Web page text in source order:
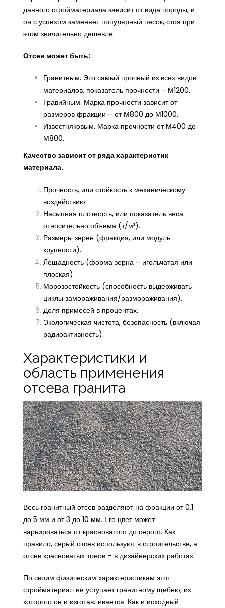
данного стройматериала зависит от вида породы, и
он с успехом заменяет популярный песок, стоя при
этом значительно дешевле.
Отсев может быть:
Гранитным. Это самый прочный из всех видов
материалов, показатель прочности – М1200.
Гравийным. Марка прочности зависит от
размеров фракции – от М800 до М1000.
Известняковым. Марка прочности от М400 до
М800.
Качество зависит от ряда характеристик
материала.
Прочность, или стойкость к механическому
воздействию.
Насыпная плотность, или показатель веса
относительно объема (т/м³).
Размеры зерен (фракция, или модуль
крупности).
Лещадность (форма зерна – игольчатая или
плоская).
Морозостойкость (способность выдерживать
циклы замораживания/размораживания).
Доля примесей в процентах.
Экологическая чистота, безопасность (включая
радиоактивность).
Характеристики и
область применения
отсева гранита
Весь гранитный отсев разделяют на фракции от 0,1
до 5 мм и от 3 до 10 мм. Его цвет может
варьироваться от красноватого до серого. Как
правило, серый отсев используют в строительстве, а
отсев красноватых тонов – в дизайнерских работах.
По своим физическим характеристикам этот
стройматериал не уступает гранитному щебню, из
которого он и изготавливается. Как и исходный